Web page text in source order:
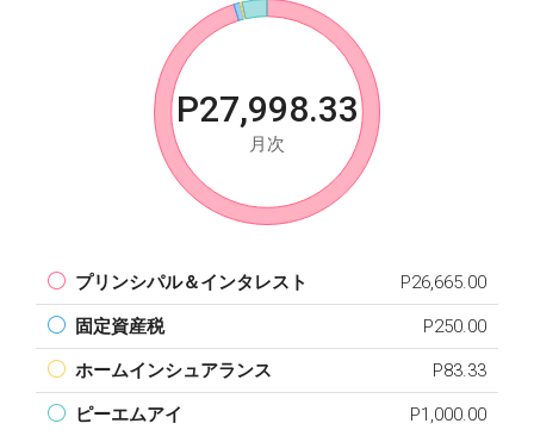
P27,998.33
月次
プリンシパル＆インタレスト P26,665.00
固定資産税 P250.00
ホームインシュアランス P83.33
ピーエムアイ P1,000.00